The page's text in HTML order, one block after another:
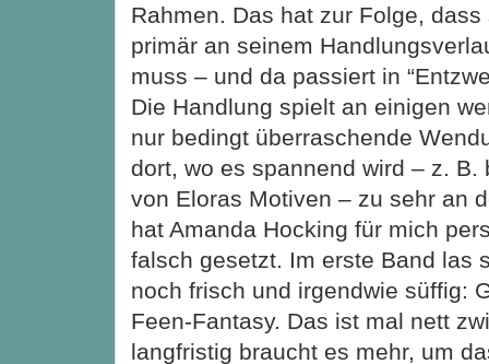
Rahmen. Das hat zur Folge, dass
primär an seinem
muss – und da passiert in
Die Handlung spielt an einigen
nur bedingt überraschende
dort, wo es spannend wird – z. B.
von Eloras Motiven – zu sehr an
hat Amanda Hocking für mich
falsch gesetzt. Im erste Band las
noch frisch und irgendwie süffig:
Feen-Fantasy. Das ist mal nett
langfristig braucht es mehr, um